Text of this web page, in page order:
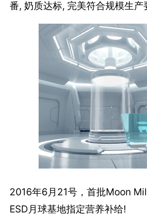
番, 奶质达标, 完美符合规模生产
2016年6月21号，首批Moon
ESD月球基地指定营养补给!